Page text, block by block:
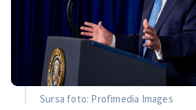
Sursa foto: Profimedia Images